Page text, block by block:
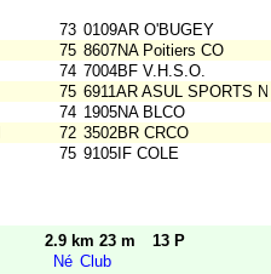
73 0109AR O'BUGEY
75 8607NA Poitiers CO
74 7004BF V.H.S.O.
75 6911AR ASUL SPORTS
74 1905NA BLCO
72 3502BR CRCO
75 9105IF COLE
2.9 km 23 m
13 P
Né Club